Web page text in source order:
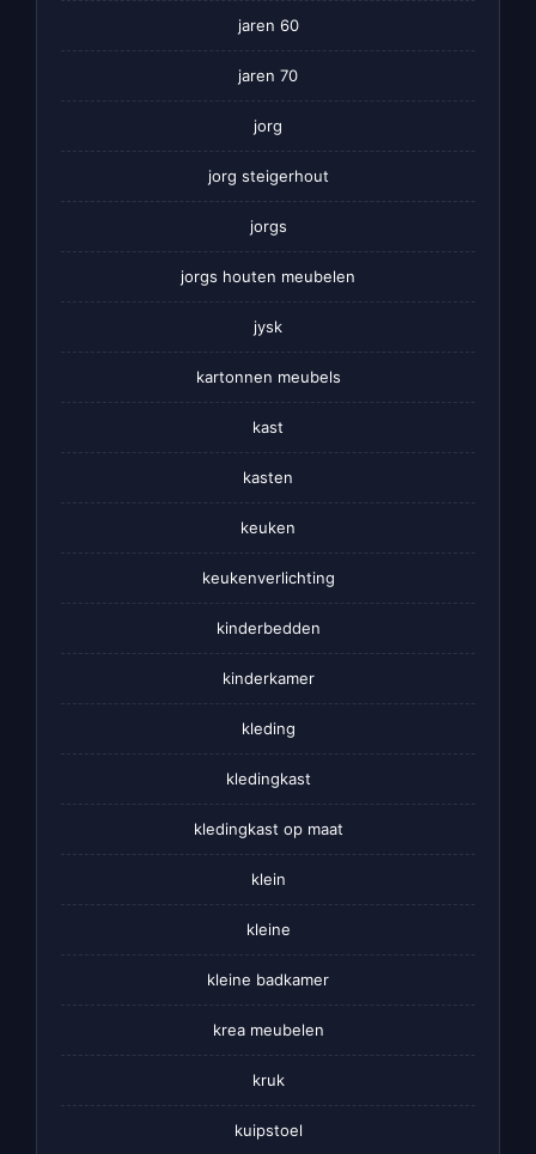
jaren 60
jaren 70
jorg
jorg steigerhout
jorgs
jorgs houten meubelen
jysk
kartonnen meubels
kast
kasten
keuken
keukenverlichting
kinderbedden
kinderkamer
kleding
kledingkast
kledingkast op maat
klein
kleine
kleine badkamer
krea meubelen
kruk
kuipstoel